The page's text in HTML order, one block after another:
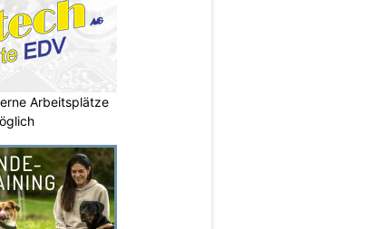
Arbeitsplätze